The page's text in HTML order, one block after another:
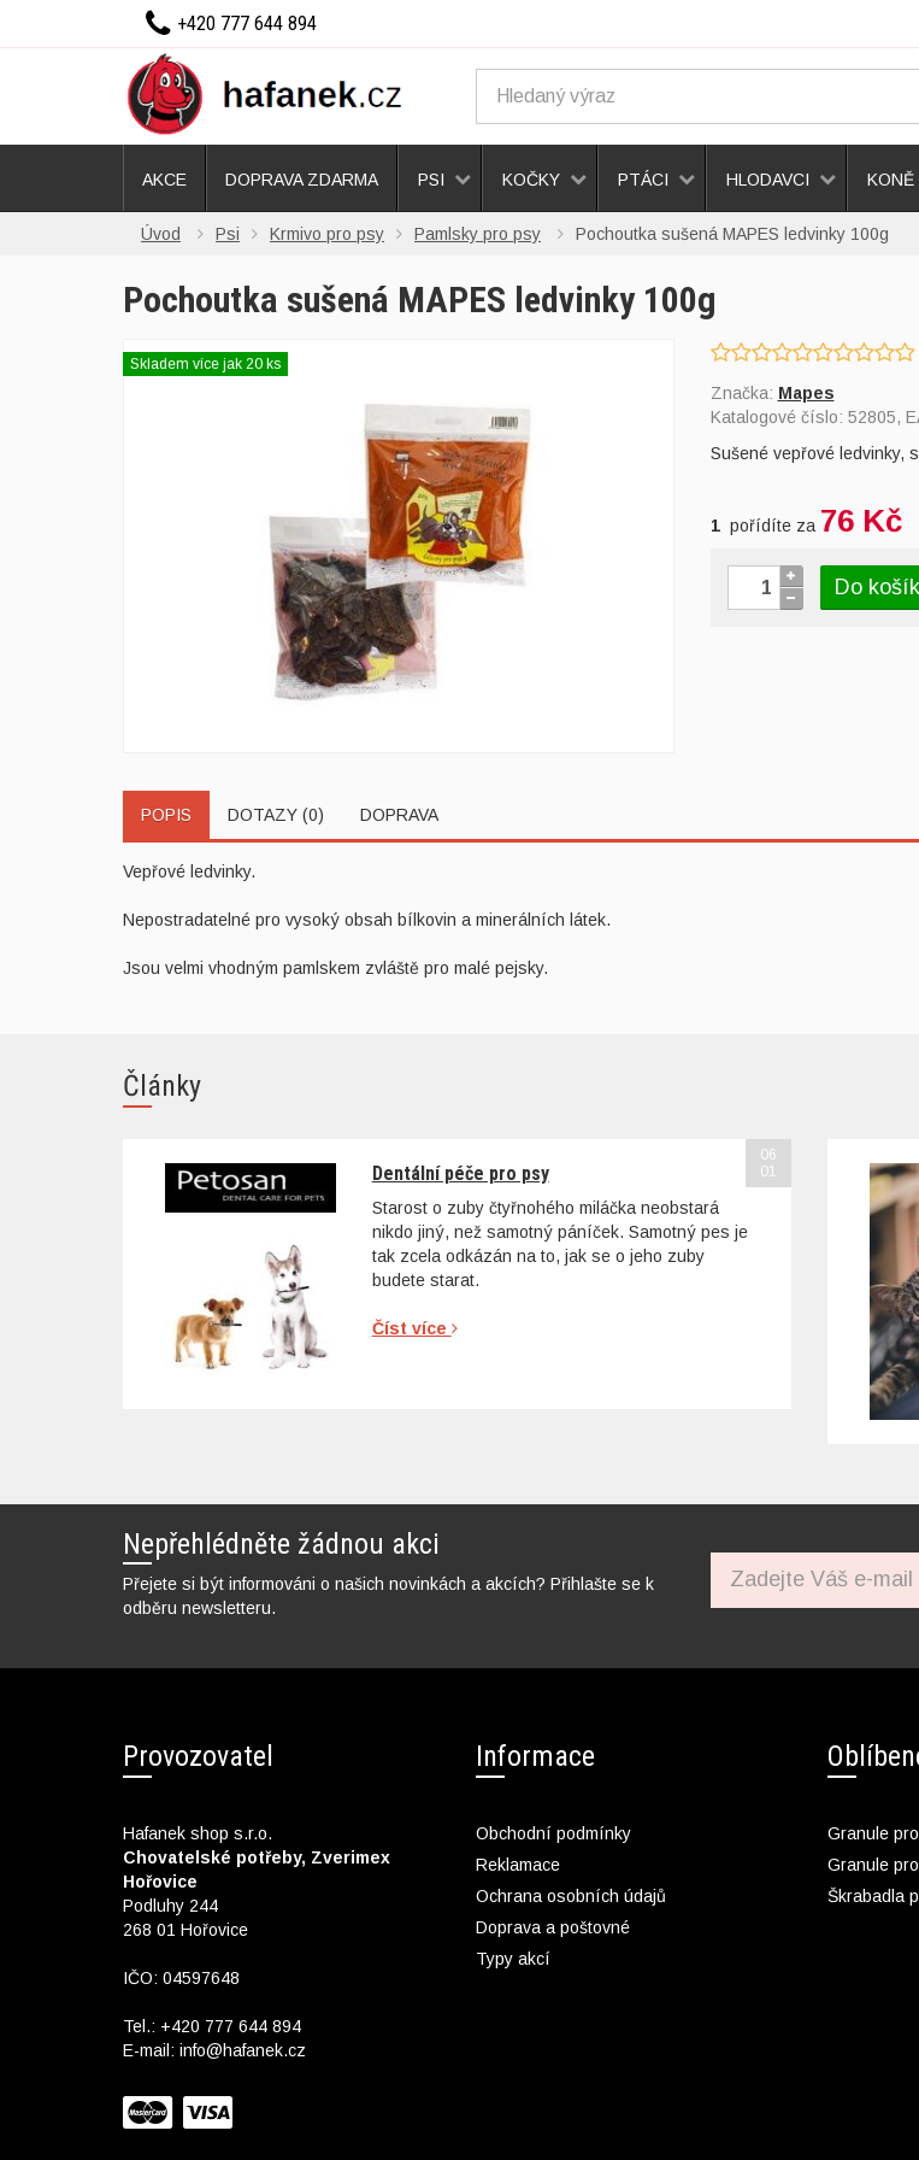
Úvod Psi Krmivo pro psy Pamlsky pro psy Pochoutka sušená MAPES ledvinky 100g
Pochoutka sušená MAPES ledvinky 100g
Skladem více jak 20 ks
Značka: Mapes
Katalogové číslo: 52805,
Sušené vepřové ledvinky,
1 pořídíte za 76 Kč
Do
POPIS DOTAZY (0) DOPRAVA
Vepřové ledvinky.
Nepostradatelné pro vysoký obsah bílkovin a minerálních látek.
Jsou velmi vhodným pamlskem zvláště pro malé pejsky.
Články
Dentální péče pro psy
Starost o zuby čtyřnohého miláčka neobstará
nikdo jiný, než samotný páníček. Samotný pes je
tak zcela odkázán na to, jak se o jeho zuby
budete starat.
Číst více
06
01
Nepřehlédněte žádnou akci
Přejete si být informováni o našich novinkách a akcích? Přihlašte se k
odběru newsletteru.
Provozovatel
Hafanek shop s.r.o.
Chovatelské potřeby, Zverimex
Hořovice
Podluhy 244
268 01 Hořovice
IČO: 04597648
Tel.: +420 777 644 894
E-mail: info@hafanek.cz
Informace
Obchodní podmínky
Reklamace
Ochrana osobních údajů
Doprava a poštovné
Typy akcí
Granule
Granule
Škrabadla
AKCE DOPRAVA ZDARMA PSI KOČKY PTÁCI HLODAVCI KONĚ
+420 777 644 894